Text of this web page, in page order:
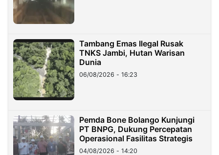
Tambang Emas Ilegal Rusak
TNKS Jambi, Hutan Warisan
Dunia
06/08/2026 - 16:23
Pemda Bone Bolango Kunjungi
PT BNPG, Dukung Percepatan
Operasional Fasilitas Strategis
04/08/2026 - 14:20